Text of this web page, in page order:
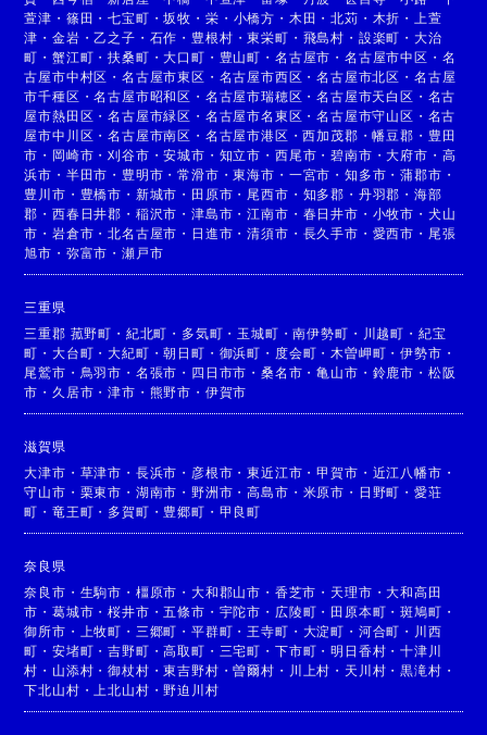
萱津 ・ 篠田 ・七宝町 ・坂牧 ・ 栄 ・ 小橋方 ・ 木田 ・北苅 ・ 木折 ・
上萱
津 ・金岩 ・乙之子 ・ 石作 ・ 豊根村 ・東栄町 ・ 飛島村 ・ 設楽町 ・ 大治
町 ・蟹江町 ・扶桑町 ・大口町 ・ 豊山町 ・ 名古屋市 ・ 名古屋市中区 ・ 名
古屋市中村区 ・名古屋市東区 ・ 名古屋市西区 ・名古屋市北区 ・ 名古屋
市千種区 ・名古屋市昭和区 ・ 名古屋市瑞穂区 ・名古屋市天白区 ・ 名古
屋市熱田区 ・名古屋市緑区 ・ 名古屋市名東区 ・名古屋市守山区 ・ 名古
屋市中川区 ・名古屋市南区 ・ 名古屋市港区 ・西加茂郡 ・幡豆郡 ・ 豊田
市 ・ 岡崎市 ・刈谷市 ・安城市 ・ 知立市 ・ 西尾市 ・碧南市 ・大府市 ・ 高
浜市 ・ 半田市 ・ 豊明市 ・常滑市 ・東海市 ・ 一宮市 ・ 知多市 ・蒲郡市 ・
豊川市 ・ 豊橋市 ・ 新城市 ・ 田原市 ・ 尾西市 ・ 知多郡 ・ 丹羽郡 ・ 海部
郡 ・西春日井郡 ・ 稲沢市 ・津島市 ・江南市 ・ 春日井市 ・ 小牧市 ・ 犬山
市 ・岩倉市 ・北名古屋市 ・ 日進市 ・清須市 ・ 長久手市 ・ 愛西市 ・ 尾張
旭市 ・ 弥富市 ・瀬戸市
三重県
三重郡 菰野町 ・ 紀北町 ・ 多気町 ・ 玉城町 ・南伊勢町 ・ 川越町 ・ 紀宝
町 ・大台町 ・大紀町 ・朝日町 ・ 御浜町 ・ 度会町 ・ 木曽岬町 ・伊勢市 ・
尾鷲市 ・ 鳥羽市 ・ 名張市 ・ 四日市市 ・桑名市 ・亀山市 ・ 鈴鹿市 ・ 松阪
市 ・ 久居市 ・津市 ・ 熊野市 ・ 伊賀市
滋賀県
大津市 ・ 草津市 ・ 長浜市 ・ 彦根市 ・東近江市 ・甲賀市 ・ 近江八幡市 ・
守山市 ・ 栗東市 ・ 湖南市 ・野洲市 ・高島市 ・ 米原市 ・ 日野町 ・ 愛荘
町 ・竜王町 ・ 多賀町 ・ 豊郷町 ・ 甲良町
奈良県
奈良市 ・ 生駒市 ・ 橿原市 ・大和郡山市 ・ 香芝市 ・ 天理市 ・大和高田
市 ・葛城市 ・桜井市 ・五條市 ・ 宇陀市 ・ 広陵町 ・ 田原本町 ・斑鳩町 ・
御所市 ・ 上牧町 ・ 三郷町 ・平群町 ・ 王寺町 ・ 大淀町 ・ 河合町 ・ 川西
町 ・安堵町 ・吉野町 ・高取町 ・ 三宅町 ・ 下市町 ・明日香村 ・十津川
村 ・ 山添村 ・御杖村 ・東吉野村 ・曽爾村 ・ 川上村 ・ 天川村 ・黒滝村 ・
下北山村 ・ 上北山村 ・野迫川村